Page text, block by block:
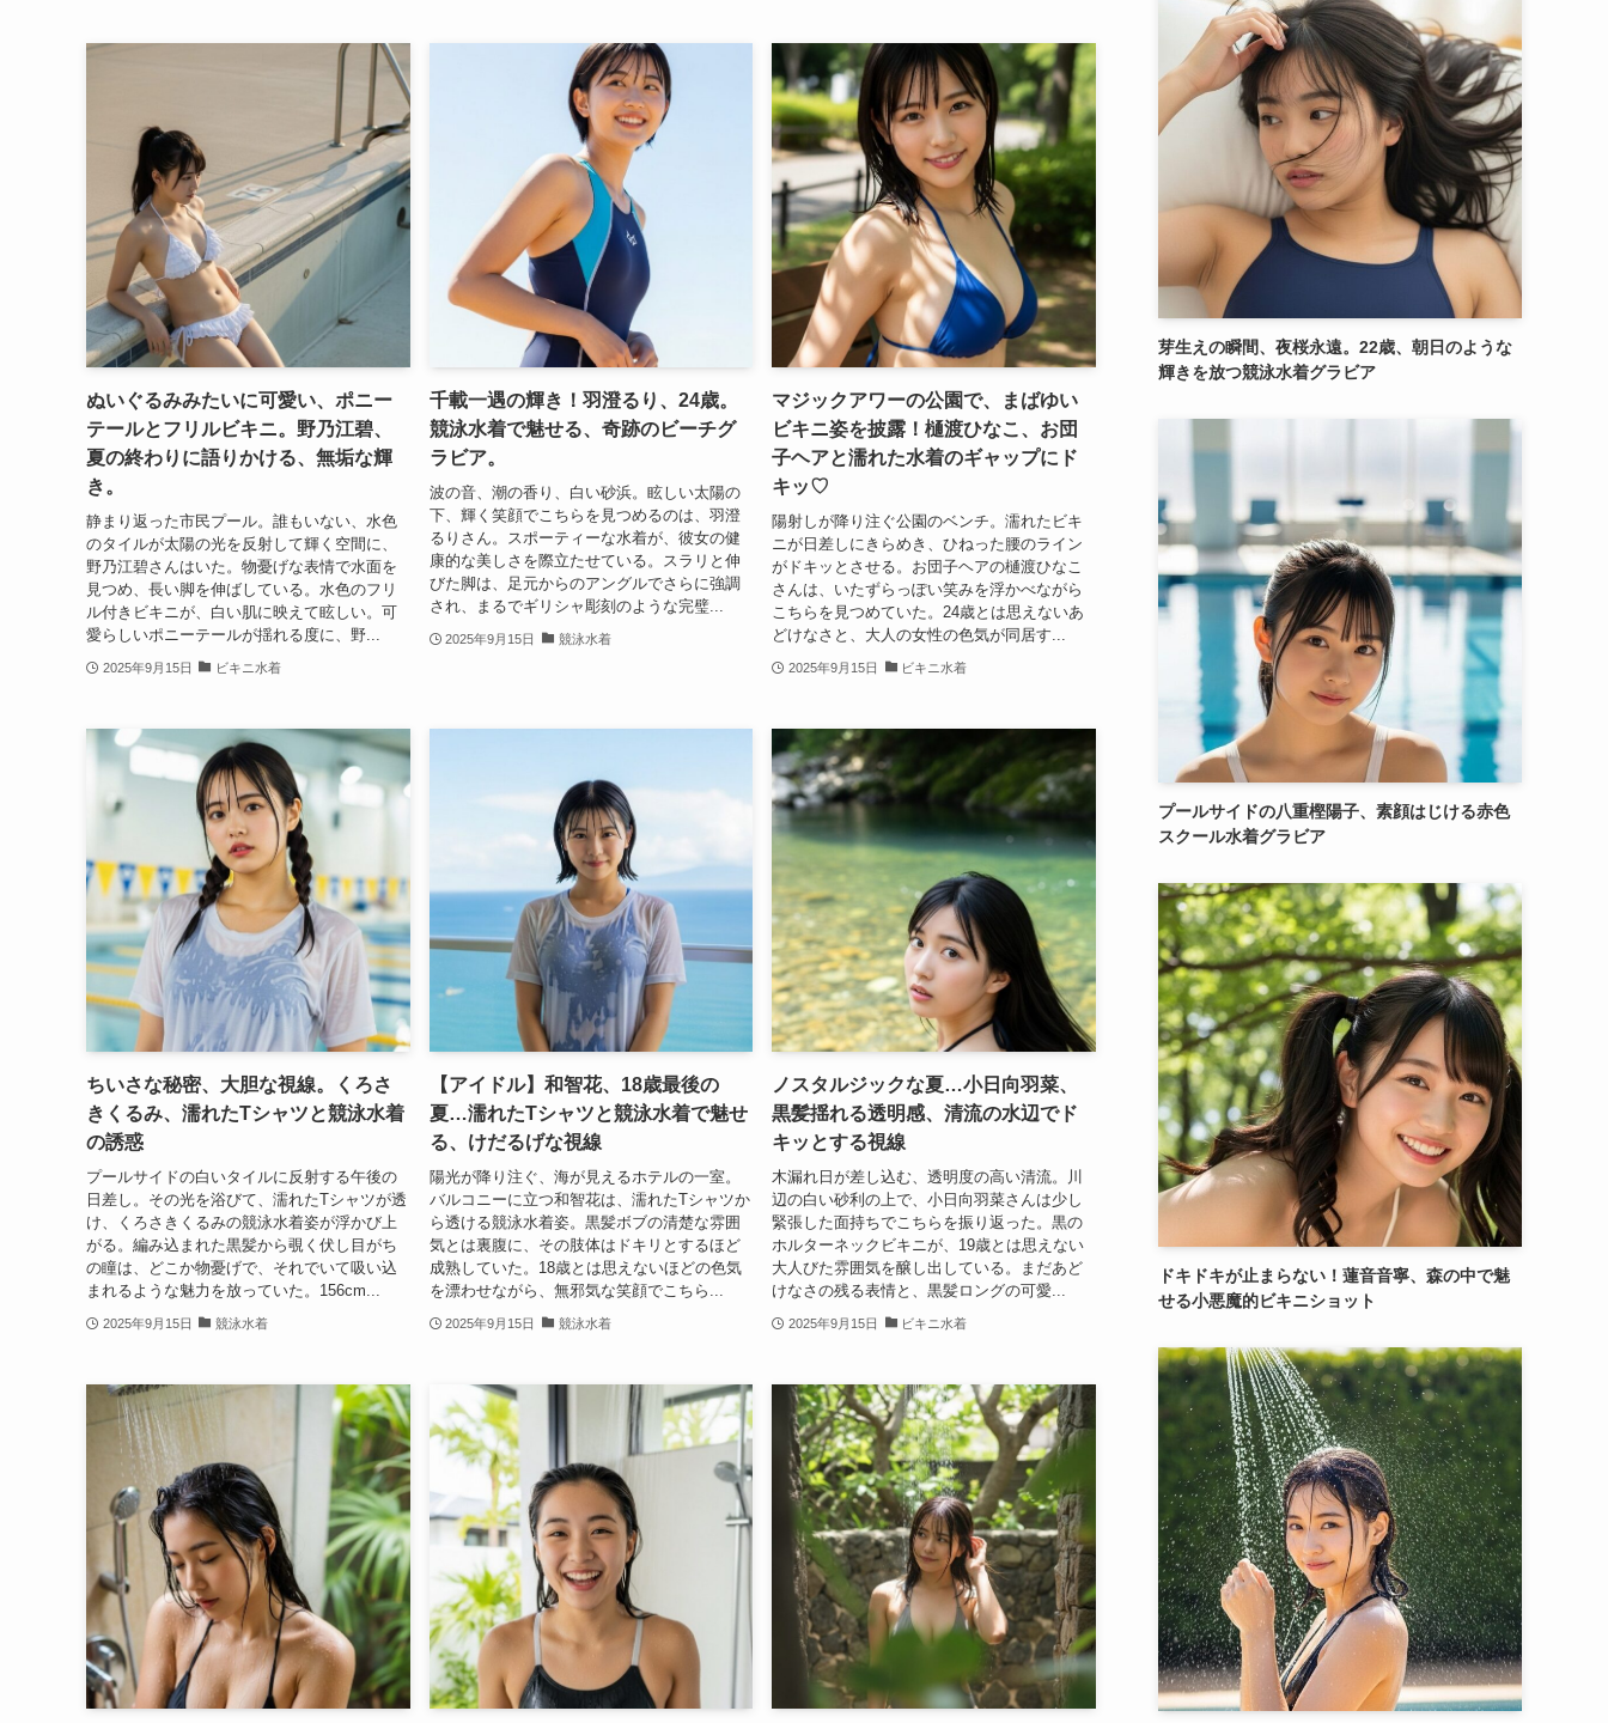
ぬいぐるみみたいに可愛い、ポニー
テールとフリルビキニ。野乃江碧、
夏の終わりに語りかける、無垢な輝
き。
静まり返った市民プール。誰もいない、水色
のタイルが太陽の光を反射して輝く空間に、
野乃江碧さんはいた。物憂げな表情で水面を
見つめ、長い脚を伸ばしている。水色のフリ
ル付きビキニが、白い肌に映えて眩しい。可
愛らしいポニーテールが揺れる度に、野...
2025年9月15日 ビキニ水着
千載一遇の輝き！羽澄るり、24歳。
競泳水着で魅せる、奇跡のビーチグ
ラビア。
波の音、潮の香り、白い砂浜。眩しい太陽の
下、輝く笑顔でこちらを見つめるのは、羽澄
るりさん。スポーティーな水着が、彼女の健
康的な美しさを際立たせている。スラリと伸
びた脚は、足元からのアングルでさらに強調
され、まるでギリシャ彫刻のような完璧...
2025年9月15日 競泳水着
マジックアワーの公園で、まばゆい
ビキニ姿を披露！樋渡ひなこ、お団
子ヘアと濡れた水着のギャップにド
キッ♡
陽射しが降り注ぐ公園のベンチ。濡れたビキ
ニが日差しにきらめき、ひねった腰のライン
がドキッとさせる。お団子ヘアの樋渡ひなこ
さんは、いたずらっぽい笑みを浮かべながら
こちらを見つめていた。24歳とは思えないあ
どけなさと、大人の女性の色気が同居す...
2025年9月15日 ビキニ水着
ちいさな秘密、大胆な視線。くろさ
きくるみ、濡れたTシャツと競泳水着
の誘惑
プールサイドの白いタイルに反射する午後の
日差し。その光を浴びて、濡れたTシャツが透
け、くろさきくるみの競泳水着姿が浮かび上
がる。編み込まれた黒髪から覗く伏し目がち
の瞳は、どこか物憂げで、それでいて吸い込
まれるような魅力を放っていた。156cm...
2025年9月15日 競泳水着
【アイドル】和智花、18歳最後の
夏…濡れたTシャツと競泳水着で魅せ
る、けだるげな視線
陽光が降り注ぐ、海が見えるホテルの一室。
バルコニーに立つ和智花は、濡れたTシャツか
ら透ける競泳水着姿。黒髪ボブの清楚な雰囲
気とは裏腹に、その肢体はドキリとするほど
成熟していた。18歳とは思えないほどの色気
を漂わせながら、無邪気な笑顔でこちら...
2025年9月15日 競泳水着
ノスタルジックな夏…小日向羽菜、
黒髪揺れる透明感、清流の水辺でド
キッとする視線
木漏れ日が差し込む、透明度の高い清流。川
辺の白い砂利の上で、小日向羽菜さんは少し
緊張した面持ちでこちらを振り返った。黒の
ホルターネックビキニが、19歳とは思えない
大人びた雰囲気を醸し出している。まだあど
けなさの残る表情と、黒髪ロングの可愛...
2025年9月15日 ビキニ水着
芽生えの瞬間、夜桜永遠。22歳、朝日のような
輝きを放つ競泳水着グラビア
プールサイドの八重樫陽子、素顔はじける赤色
スクール水着グラビア
ドキドキが止まらない！蓮音音寧、森の中で魅
せる小悪魔的ビキニショット